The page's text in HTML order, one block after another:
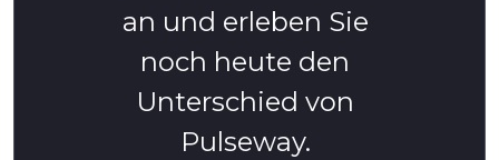
an und erleben Sie
noch heute den
Unterschied von
Pulseway.